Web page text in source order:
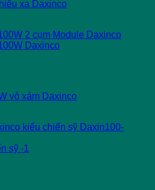
xa Daxinco
vỏ xám Daxinco